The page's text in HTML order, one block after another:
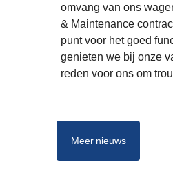
omvang van ons
& Maintenance
punt voor het goed
genieten we bij onze
reden voor ons om
Meer nieuws